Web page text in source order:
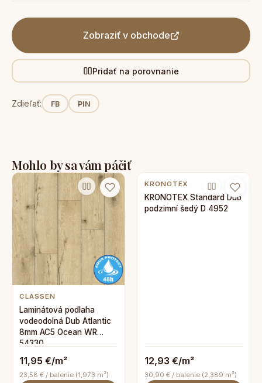
Zobraziť v obchode
Pridať na porovnanie
Zdieľať: FB PIN
Mohlo by sa vám páčiť
CLASSEN
Laminátová podlaha
vodeodolná Dub Atlantic
8mm AC5 Ocean WR
54330
11,95 €/m²
23,58 € / balenie (1,973 m²)
KRONOTEX
KRONOTEX Standard Dub
podzimní šedý D 4952
12,93 €/m²
30,90 € / balenie (2,389 m²)